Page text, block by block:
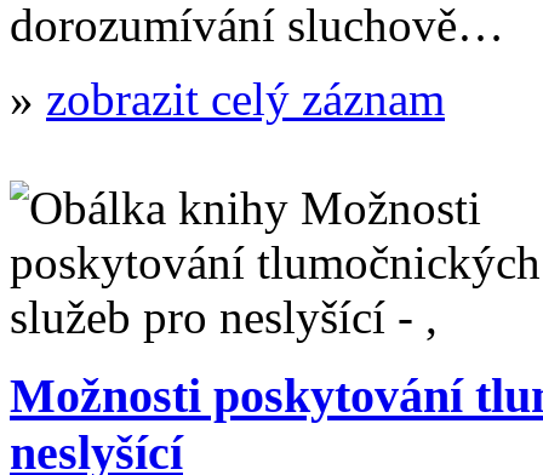
dorozumívání sluchově…
» zobrazit celý záznam
Možnosti poskytování
neslyšící